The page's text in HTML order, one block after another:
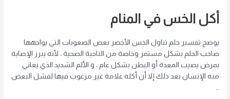
أكل الخس في المنام
يوضح تفسير حلم تناول الخس الأخضر بعض الصعوبات التي يواجهها
صاحب الحلم بشكل مستمر وخاصة من الناحية الصحية ، لأنه يبرز الإصابة
بمرض يصيب المعدة أو البطن بشكل عام ، و الألم الشديد الذي يعاني
منه الإنسان بعد ذلك إلا أن أكله علامة غير مرغوب فيها لفشل البعض